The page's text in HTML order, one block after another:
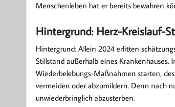
Menschenleben hat er bereits bewahren
Hintergrund: Herz-Kreislauf-
Hintergrund: Allein 2024 erlitten
Stillstand außerhalb eines
Wiederbelebungs-Maßnahmen starten,
vermeiden oder abzumildern. Denn nach
unwiederbringlich abzusterben.